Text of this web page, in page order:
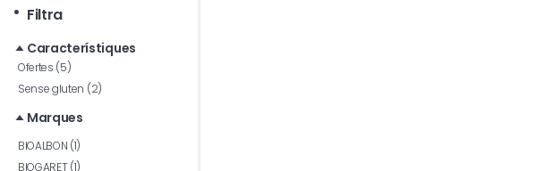
Filtra
Característiques
Ofertes (5)
Sense gluten (2)
Marques
BIOALBON (1)
BIOGARET (1)